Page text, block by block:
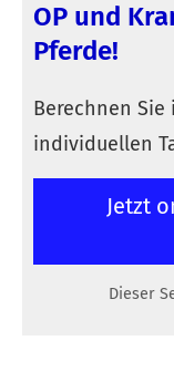
OP und
Pferde!
Berechnen
individuellen
Jetzt
Dieser